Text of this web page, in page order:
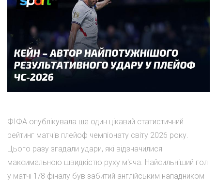
ФІФА опублікувала ще один цікавий статистичний
рейтинг матчів плейоф чемпіонату світу 2026 року.
Цього разу згадали удари, які відзначилися
максимальною швидкістю руху м'яча. Найсильніший гол
у матчі 1/8 фіналу був забитий англійським нападником